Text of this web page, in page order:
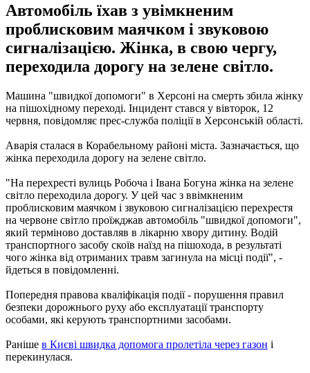
Автомобіль їхав з увімкненим
проблисковим маячком і звуковою
сигналізацією. Жінка, в свою чергу,
переходила дорогу на зелене світло.
Машина "швидкої допомоги" в Херсоні на смерть збила жінку
на пішохідному переході. Інцидент стався у вівторок, 12
червня, повідомляє прес-служба поліції в Херсонській області.
Аварія сталася в Корабельному районі міста. Зазначається, що
жінка переходила дорогу на зелене світло.
"На перехресті вулиць Робоча і Івана Богуна жінка на зелене
світло переходила дорогу. У цей час з ввімкненим
проблисковим маячком і звуковою сигналізацією перехрестя
на червоне світло проїжджав автомобіль "швидкої допомоги",
який терміново доставляв в лікарню хвору дитину. Водій
транспортного засобу скоїв наїзд на пішохода, в результаті
чого жінка від отриманих травм загинула на місці події", -
йдеться в повідомленні.
Попередня правова кваліфікація події - порушення правил
безпеки дорожнього руху або експлуатації транспорту
особами, які керують транспортними засобами.
Раніше в Києві швидка допомога пролетіла через газон і
перекинулася.